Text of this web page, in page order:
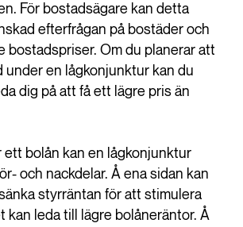
För bostadsägare kan detta
efterfrågan på bostäder och
bostadspriser. Om du planerar att
under en lågkonjunktur kan du
dig på att få ett lägre pris än
ett bolån kan en lågkonjunktur
och nackdelar. Å ena sidan kan
styrräntan för att stimulera
kan leda till lägre bolåneräntor. Å